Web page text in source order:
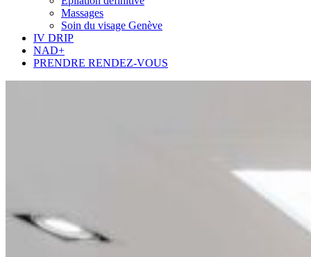
Massages
Soin du visage Genève
IV DRIP
NAD+
PRENDRE RENDEZ-VOUS